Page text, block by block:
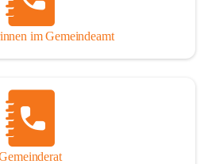
im Gemeindeamt